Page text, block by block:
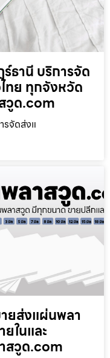
ธานี บริการจัด
ทย ทุกจังหวัด
วูด.com
รจัดส่งแ
ยส่งแผ่นพลา
ในและ
สวูด.com